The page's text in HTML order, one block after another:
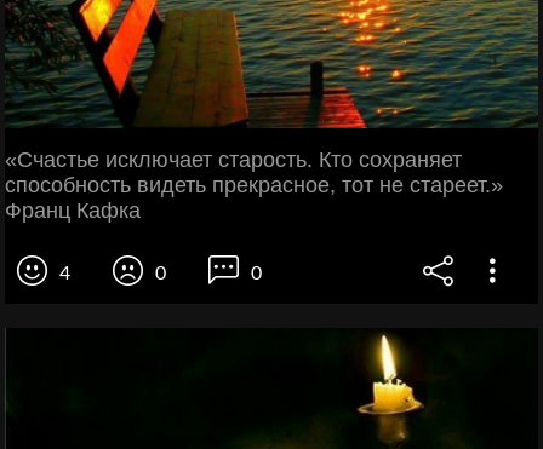
«Счастье исключает старость. Кто сохраняет
способность видеть прекрасное, тот не стареет.»
Франц Кафка
4 0 0